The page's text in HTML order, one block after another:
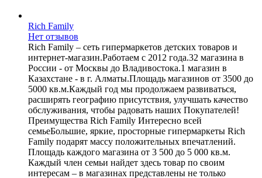
Rich Family
Нет отзывов
Rich Family – сеть гипермаркетов детских товаров и
интернет-магазин.Работаем с 2012 года.32 магазина в
России - от Москвы до Владивостока.1 магазин в
Казахстане - в г. Алматы.Площадь магазинов от 3500 до
5000 кв.м.Каждый год мы продолжаем развиваться,
расширять географию присутствия, улучшать качество
обслуживания, чтобы радовать наших Покупателей!
Преимущества Rich Family Интересно всей
семьеБольшие, яркие, просторные гипермаркеты Rich
Family подарят массу положительных впечатлений.
Площадь каждого магазина от 3 500 до 5 000 кв.м.
Каждый член семьи найдет здесь товар по своим
интересам – в магазинах представлены не только